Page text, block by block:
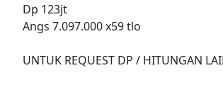
Dp 123jt
Angs 7.097.000 x59 tlo
UNTUK REQUEST DP / HITUNGAN